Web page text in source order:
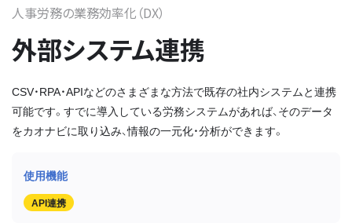
人事労務の業務効率化（DX）
外部システム連携
CSV・RPA・APIなどのさまざまな方法で既存の社内システムと連携
可能です。すでに導入している労務システムがあれば、そのデータ
をカオナビに取り込み、情報の一元化・分析ができます。
API連携